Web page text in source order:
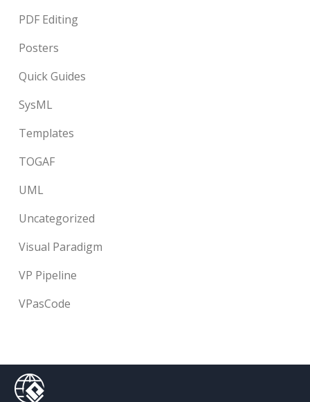
PDF Editing
Posters
Quick Guides
SysML
Templates
TOGAF
UML
Uncategorized
Visual Paradigm
VP Pipeline
VPasCode